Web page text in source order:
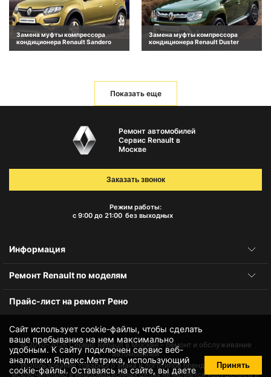
Замена муфты компрессора
кондиционера Renault Sandero
Замена муфты компрессора
кондиционера Renault Duster
Показать еще
Сайт использует cookie-файлы, чтобы сделать
ваше пребывание на нем максимально
удобным. К cайту подключен сервис веб-
аналитики Яндекс.Метрика, использующий
cookie-файлы. Оставаясь на сайте, вы даете
Принять
Ремонт автомобилей
Сервис Renault в
Москве
Режим работы:
с 9:00 до 21:00 без выходных
Заказать звонок
Информация
Ремонт Renault по моделям
Прайс-лист на ремонт Рено
© 2010-2026Сервис Renault в Москве – ремонт и обслуживание
автомобилей
Использование товарного знака и логотипов бренда происходит
исключительно в информационных целях не является нарушением и